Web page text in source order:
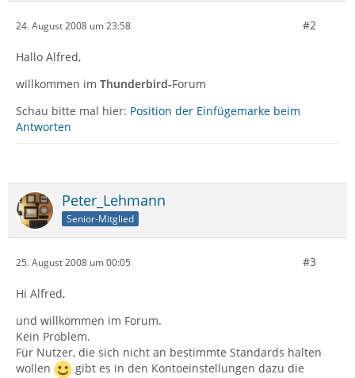
24. August 2008 um 23:58 #2
Hallo Alfred,
willkommen im Thunderbird-Forum
Schau bitte mal hier: Position der Einfügemarke beim
Antworten
Peter_Lehmann
Senior-Mitglied
25. August 2008 um 00:05 #3
Hi Alfred,
und willkommen im Forum.
Kein Problem.
Für Nutzer, die sich nicht an bestimmte Standards halten
wollen
gibt es in den Kontoeinstellungen dazu die